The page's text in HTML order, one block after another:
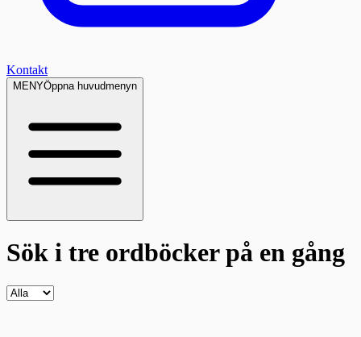
Kontakt
MENYÖppna huvudmenyn
Sök i tre ordböckerpå en gång